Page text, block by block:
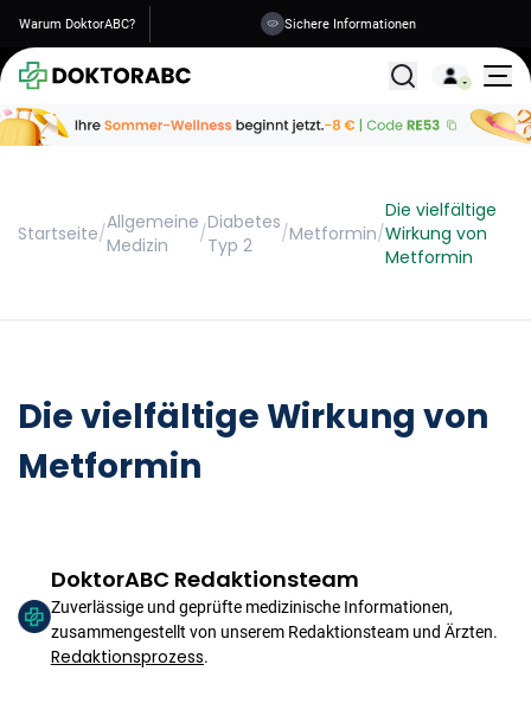
Warum DoktorABC? Sichere Informationen
Alle
Startseite/Allgemeine
Medizin
/Diabetes
Typ 2
/Metformin/
Die vielfältige
Wirkung von
Metformin
Die vielfältige Wirkung von
Metformin
DoktorABC Redaktionsteam
Zuverlässige und geprüfte medizinische Informationen,
zusammengestellt von unserem Redaktionsteam und Ärzten.
Redaktionsprozess.